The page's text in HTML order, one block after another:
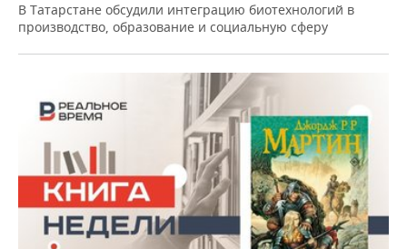
В Татарстане обсудили интеграцию биотехнологий в
производство, образование и социальную сферу